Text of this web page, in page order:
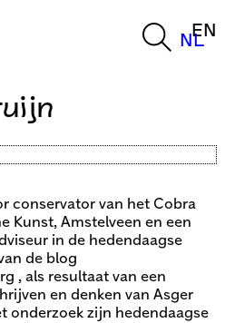
NL
EN
conservator van het Cobra
Kunst, Amstelveen en een
in de hedendaagse
de blog
, als resultaat van een
en denken van Asger
onderzoek zijn hedendaagse